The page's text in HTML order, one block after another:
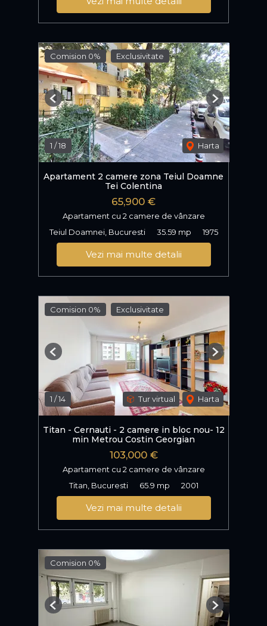
Comision 0% Exclusivitate
1 /18 Harta
Previous Next
Apartament 2 camere zona Teiul Doamne
Tei Colentina
65,900 €
Apartament cu 2 camere de vânzare
Teiul Doamnei, Bucuresti
35.59 mp 1975
Vezi mai multe detalii
Comision 0% Exclusivitate
1 /14 Tur virtual Harta
Previous Next
Titan - Cernauti - 2 camere in bloc nou- 12
min Metrou Costin Georgian
103,000 €
Apartament cu 2 camere de vânzare
Titan, Bucuresti
65.9 mp 2001
Vezi mai multe detalii
Comision 0%
Previous Next